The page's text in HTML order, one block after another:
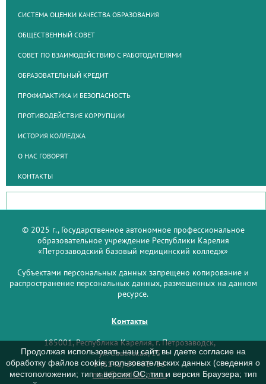
СИСТЕМА ОЦЕНКИ КАЧЕСТВА ОБРАЗОВАНИЯ
ОБЩЕСТВЕННЫЙ СОВЕТ
СОВЕТ ПО ВЗАИМОДЕЙСТВИЮ С РАБОТОДАТЕЛЯМИ
ОБРАЗОВАТЕЛЬНЫЙ КРЕДИТ
ПРОФИЛАКТИКА И БЕЗОПАСНОСТЬ
ПРОТИВОДЕЙСТВИЕ КОРРУПЦИИ
ИСТОРИЯ КОЛЛЕДЖА
О НАС ГОВОРЯТ
КОНТАКТЫ
© 2025 г., Государственное автономное профессиональное
образовательное учреждение Республики Карелия
«Петрозаводский базовый медицинский колледж»
Субъектами персональных данных запрещено копирование и
распространение персональных данных, размещенных на данном
ресурсе.
Контакты
185001, Республика Карелия, г. Петрозаводск,
ул. Советская, 15
8 (8142) 59–93–33
mail@medcol-ptz.ru
Продолжая использовать наш сайт, вы даете согласие на
обработку файлов cookie, пользовательских данных (сведения о
местоположении; тип и версия ОС; тип и версия Браузера; тип